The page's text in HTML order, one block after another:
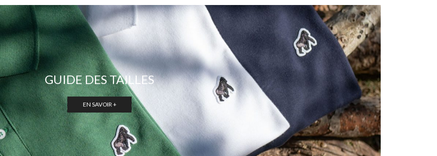
GUIDE DES TAILLES
EN SAVOIR +